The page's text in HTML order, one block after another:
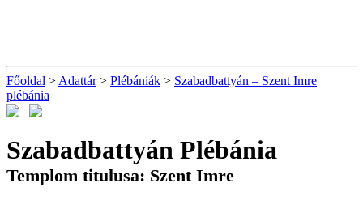
Főoldal > Adattár> Plébániák > Szabadbattyán – Szent Imre
plébánia
Szabadbattyán Plébánia
Templom titulusa: Szent Imre